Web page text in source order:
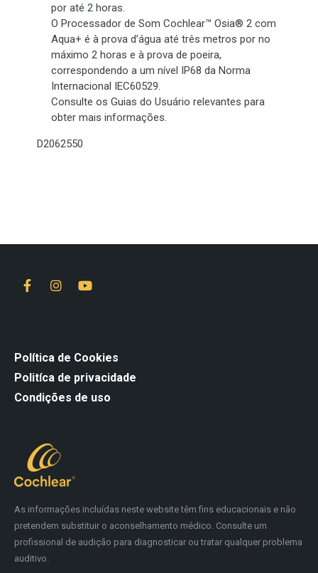
por até 2 horas.
O Processador de Som Cochlear™ Osia® 2 com
Aqua+ é à prova d’água até três metros por no
máximo 2 horas e à prova de poeira,
correspondendo a um nível IP68 da Norma
Internacional IEC60529.
Consulte os Guias do Usuário relevantes para
obter mais informações.
D2062550
As informações incluídas neste website têm fins educacionais e não
pretendem substituir o aconselhamento médico. Consulte um
profissional de audição para diagnosticar ou tratar qualquer problema
auditivo.
Política de Cookies
Politíca de privacidade
Condições de uso